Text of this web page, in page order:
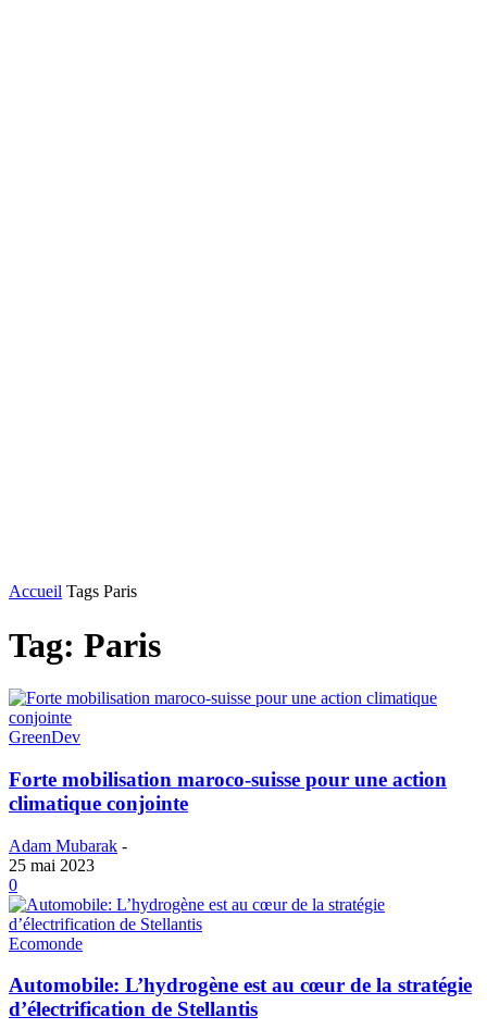
Accueil Tags Paris
Tag: Paris
GreenDev
Forte mobilisation maroco-suisse pour une action
climatique conjointe
Adam Mubarak -
25 mai 2023
0
Ecomonde
Automobile: L’hydrogène est au cœur de la stratégie
d’électrification de Stellantis